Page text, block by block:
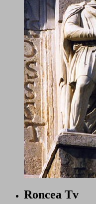
Roncea Tv